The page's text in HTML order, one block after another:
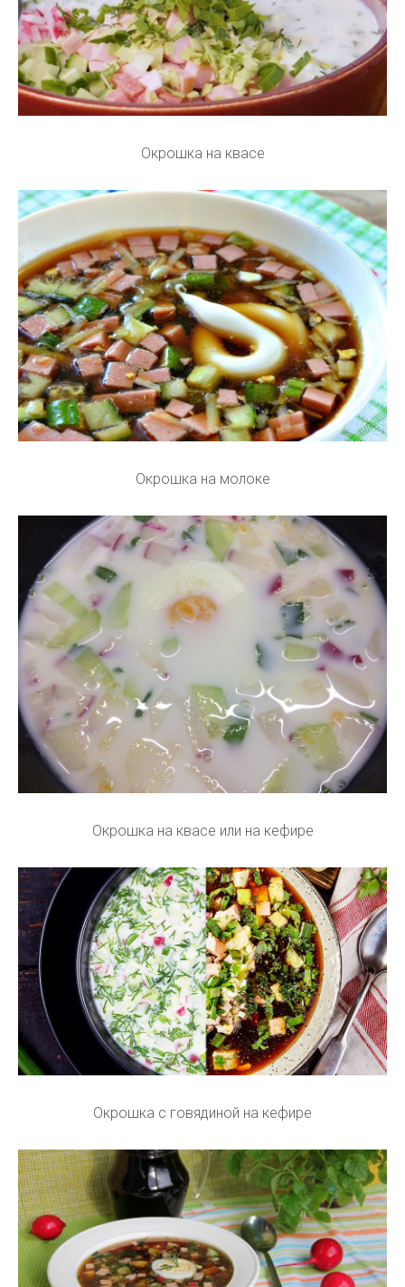
Окрошка на квасе
Окрошка на молоке
Окрошка на квасе или на кефире
Окрошка с говядиной на кефире